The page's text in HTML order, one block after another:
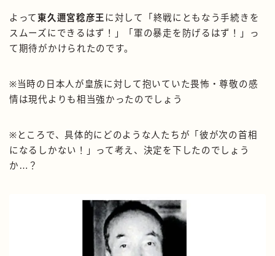
よって東久邇宮稔彦王に対して「終戦にともなう手続きを
スムーズにできるはず！」「軍の暴走を防げるはず！」っ
て期待がかけられたのです。
※当時の日本人が皇族に対して抱いていた畏怖・尊敬の感
情は現代よりも相当強かったのでしょう
※ところで、具体的にどのような人たちが「彼が次の首相
になるしかない！」って考え、決定を下したのでしょう
か…？